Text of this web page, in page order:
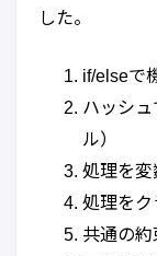
した。
if/elseで
ハッシ
ル）
処理を変
処理をク
共通の約